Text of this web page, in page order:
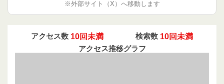
※外部サイト（X）へ移動します
アクセス数 10回未満 検索数 10回未満
アクセス推移グラフ